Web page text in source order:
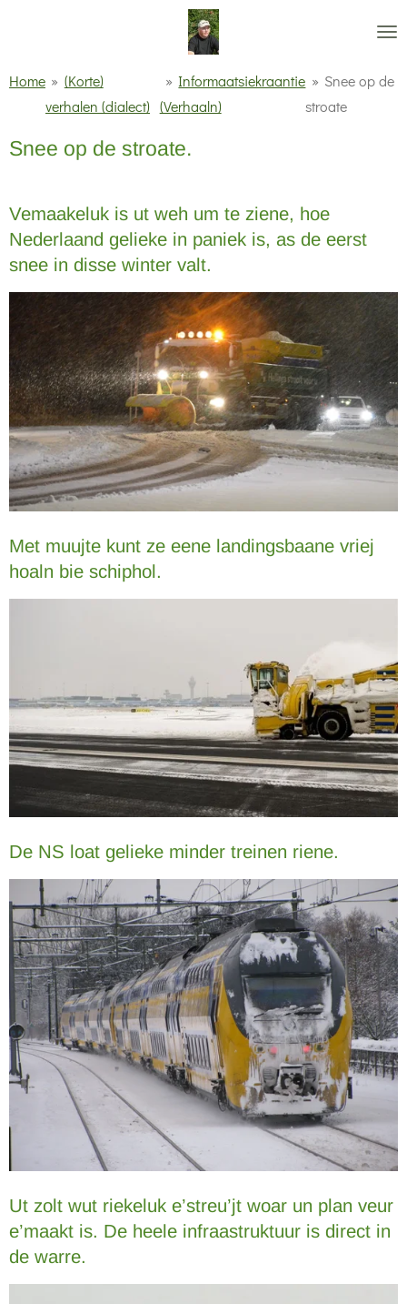
Home » (Korte)
verhalen (dialect)
» Informaatsiekraantie
(Verhaaln)
» Snee op de
stroate
Snee op de stroate.
Vemaakeluk is ut weh um te ziene, hoe
Nederlaand gelieke in paniek is, as de eerst
snee in disse winter valt.
Met muujte kunt ze eene landingsbaane vriej
hoaln bie schiphol.
De NS loat gelieke minder treinen riene.
Ut zolt wut riekeluk e’streu’jt woar un plan veur
e’maakt is. De heele infraastruktuur is direct in
de warre.